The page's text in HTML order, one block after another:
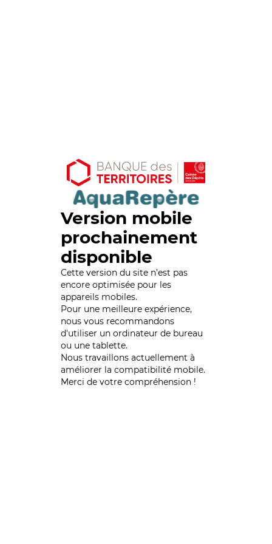
Version mobile
prochainement
disponible
Cette version du site n’est pas
encore optimisée pour les
appareils mobiles.
Pour une meilleure expérience,
nous vous recommandons
d'utiliser un ordinateur de bureau
ou une tablette.
Nous travaillons actuellement à
améliorer la compatibilité mobile.
Merci de votre compréhension !